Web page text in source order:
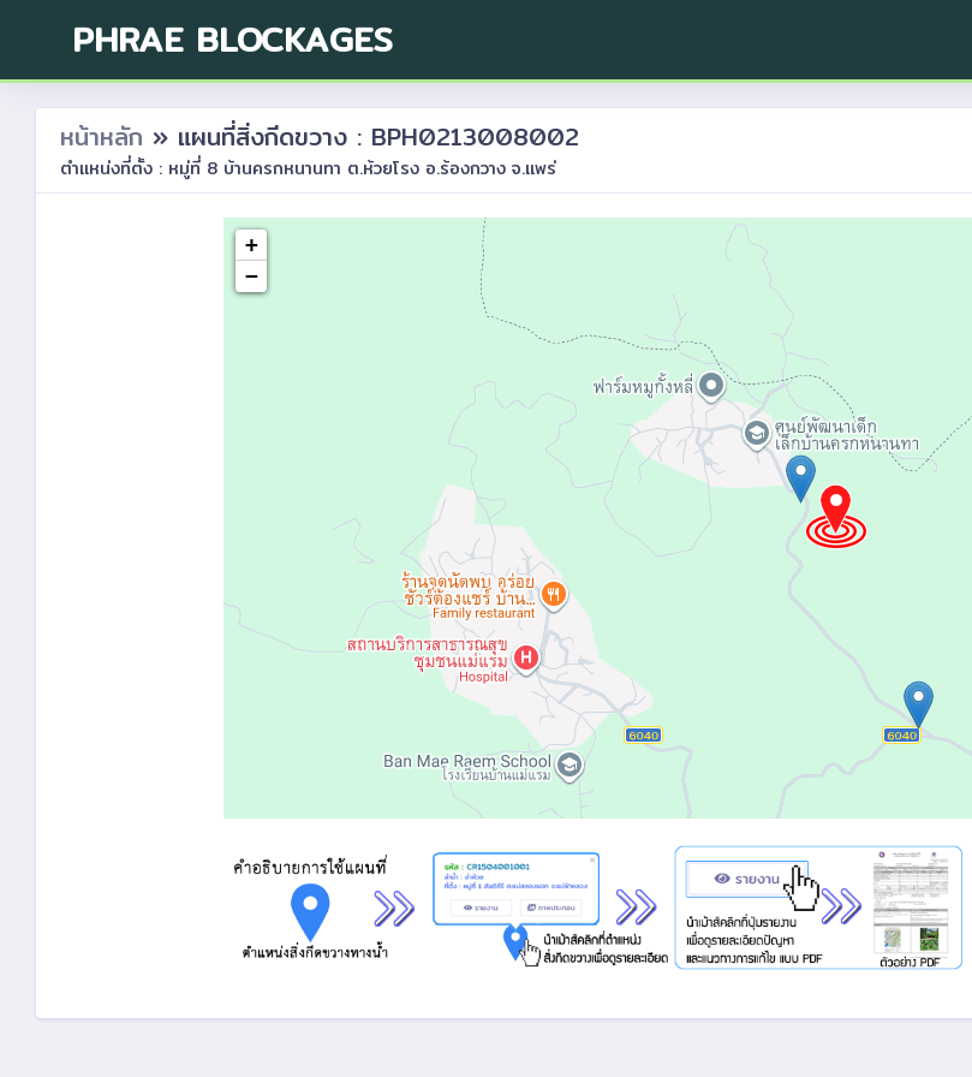
PHRAE BLOCKAGES
หน้าหลัก » แผนที่สิ่งกีดขวาง : BPH0213008002
ตำแหน่งที่ตั้ง : หมู่ที่ 8 บ้านครกหนานทา ต.ห้วยโรง อ.ร้องกวาง จ.แพร่
+
−